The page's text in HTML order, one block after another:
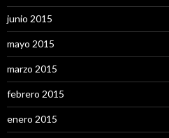
junio 2015
mayo 2015
marzo 2015
febrero 2015
enero 2015